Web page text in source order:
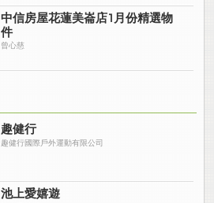
中信房屋花蓮美崙店1月份精選物
件
曾心慈
趣健行
趣健行國際戶外運動有限公司
池上愛嬉遊